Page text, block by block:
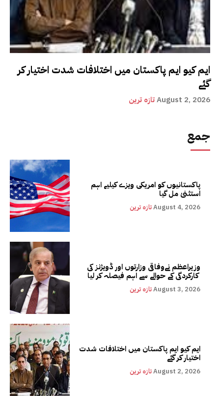
ایم کیو ایم پاکستان میں اختلافات شدت اختیار کر
گئے
تازہ ترینAugust 2, 2026
جمع
پاکستانیوں کو امریکی ویزے کیلیے اہم
استثنیٰ مل گیا
تازہ ترینAugust 4, 2026
وزیراعظم نےوفاقی وزارتوں اور ڈویژنز کی
کارکردگی کے حوالے سے اہم فیصلہ کر لیا
تازہ ترینAugust 3, 2026
ایم کیو ایم پاکستان میں اختلافات شدت
اختیار کر گئے
تازہ ترینAugust 2, 2026